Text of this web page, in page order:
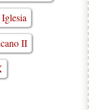
II